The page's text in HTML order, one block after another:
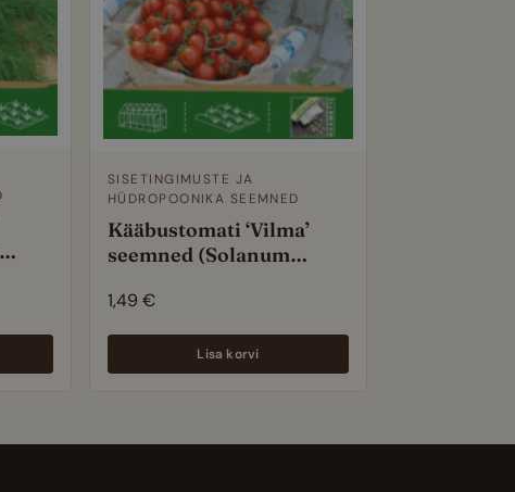
SISETINGIMUSTE JA
HÜDROPOONIKA SEEMNED
Kääbustomati ‘Vilma’
seemned (Solanum
kompaktne kirsstomati
sort rõdule ja
sisetingimustele
1,49 €
Lisa korvi